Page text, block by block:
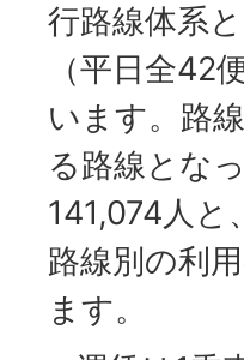
行路線体系
（平日全42
います。路
る路線とな
141,074人と
路線別の利
ます。